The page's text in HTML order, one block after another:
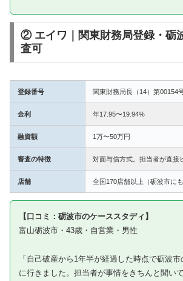
② エイワ｜関東財務局登録・砺
査可
登録番号 関東財務局長（14）第00154
金利 年17.95〜19.94%
融資額 1万〜50万円
審査の特徴 対面与信方式。担当者が直接
店舗 全国170店舗以上（砺波市にも
【口コミ：砺波市のケーススタディ】
富山砺波市・43歳・自営業・男性
「自己破産から1年半が経過した時点で砺波
に行きました。担当者が事情をきちんと聞い